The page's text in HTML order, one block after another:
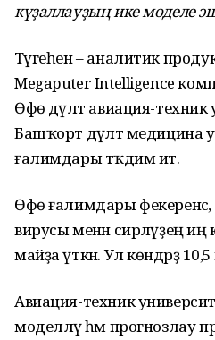
күҙаллауҙың ике моделе
Тәүгеһен – аналитик
Megaputer Intelligence
Өфө дәүләт авиация-
Башҡорт дәүләт медицина
ғалимдары тәҡдим итә.
Өфө ғалимдары фекеренсә,
вирусы менән сирләүҙең иң
майҙа үткән. Ул көндәрҙә
Авиация-техник
моделләү һәм прогнозлау